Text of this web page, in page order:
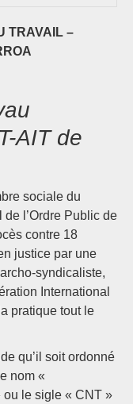
TRAVAIL –
AIT de
sociale du
l’Ordre Public de
contre 18
justice par une
syndicaliste,
International
pratique tout le
qu’il soit ordonné
nom «
le sigle « CNT »